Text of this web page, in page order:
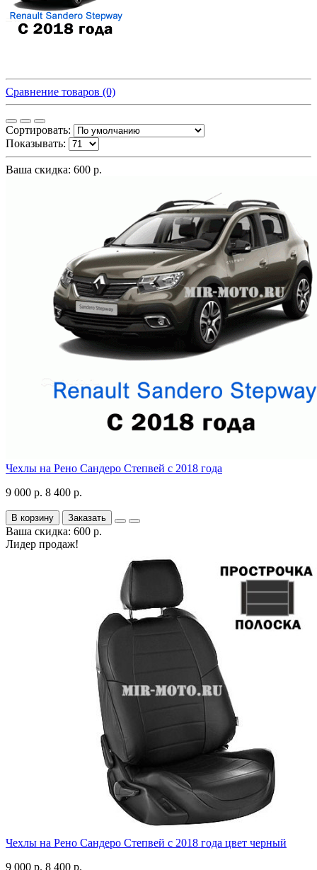
Сравнение товаров (0)
Сортировать:
Показывать:
Ваша скидка: 600 р.
Чехлы на Рено Сандеро Степвей с 2018 года
9 000 р. 8 400 р.
В корзину Заказать
Ваша скидка: 600 р.
Лидер продаж!
Чехлы на Рено Сандеро Степвей с 2018 года цвет черный
9 000 р. 8 400 р.